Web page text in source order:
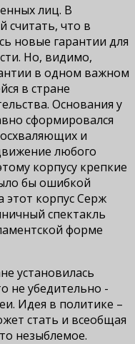
лиц. В
считать, что в
новые гарантии для
Но, видимо,
в одном важном
в стране
Основания у
сформировался
и
любого
корпусу крепкие
бы ошибкой
этот корпус Серж
спектакль
форме
установилась
не убедительно -
Идея в политике –
стать и всеобщая
незыблемое.